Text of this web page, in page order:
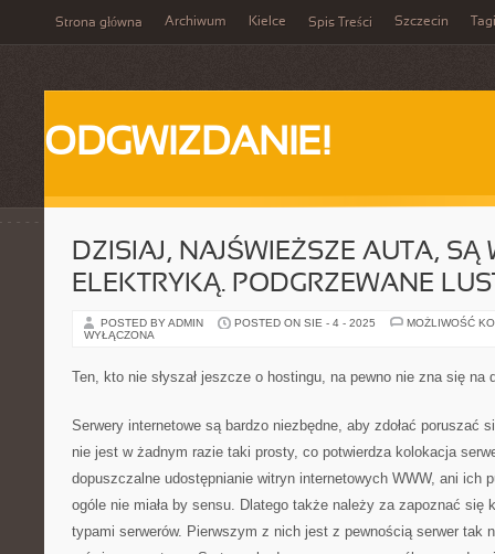
Strona główna Archiwum Kielce Spis Treści Szczecin Tagi
ODGWIZDANIE!
DZISIAJ, NAJŚWIEŻSZE AUTA, SĄ
ELEKTRYKĄ. PODGRZEWANE
POSTED BY ADMIN POSTED ON SIE - 4 - 2025
MOŻLIWOŚĆ
WYŁĄCZONA
Ten, kto nie słyszał jeszcze o hostingu, na pewno nie zna się na
Serwery internetowe są bardzo niezbędne, aby zdołać poruszać
nie jest w żadnym razie taki prosty, co potwierdza kolokacja
dopuszczalne udostępnianie witryn internetowych WWW, ani ich
ogóle nie miała by sensu. Dlatego także należy za zapoznać się
typami serwerów. Pierwszym z nich jest z pewnością serwer tak